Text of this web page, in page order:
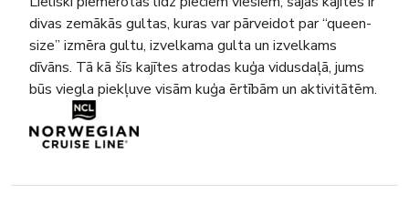
divas zemākās gultas, kuras var pārveidot par “queen-
size” izmēra gultu, izvelkama gulta un izvelkams
dīvāns. Tā kā šīs kajītes atrodas kuģa vidusdaļā, jums
būs viegla piekļuve visām kuģa ērtībām un aktivitātēm.